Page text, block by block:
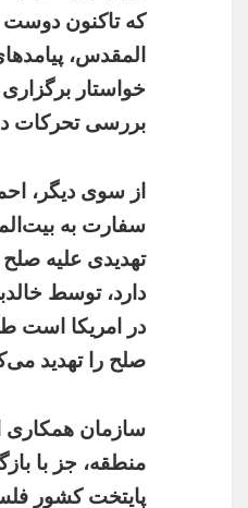
که تاکنون دوست
المقدس،
خواستار
بررسی تحرکات
از سوی دیگر،
سفارت به
تهدیدی علیه
دارد، توسط
در امریکا است
صلح را تهدید
سازمان همکاری
منطقه، جز با
پایتخت کشور